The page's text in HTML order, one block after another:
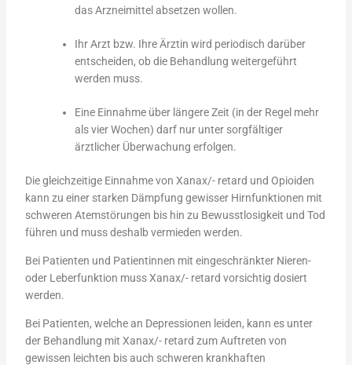
das Arzneimittel absetzen wollen.
Ihr Arzt bzw. Ihre Ärztin wird periodisch darüber
entscheiden, ob die Behandlung weitergeführt
werden muss.
Eine Einnahme über längere Zeit (in der Regel mehr
als vier Wochen) darf nur unter sorgfältiger
ärztlicher Überwachung erfolgen.
Die gleichzeitige Einnahme von Xanax/- retard und Opioiden
kann zu einer starken Dämpfung gewisser Hirnfunktionen mit
schweren Atemstörungen bis hin zu Bewusstlosigkeit und Tod
führen und muss deshalb vermieden werden.
Bei Patienten und Patientinnen mit eingeschränkter Nieren-
oder Leberfunktion muss Xanax/- retard vorsichtig dosiert
werden.
Bei Patienten, welche an Depressionen leiden, kann es unter
der Behandlung mit Xanax/- retard zum Auftreten von
gewissen leichten bis auch schweren krankhaften